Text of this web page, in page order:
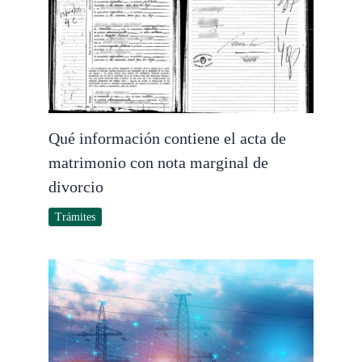
Qué información contiene el acta de
matrimonio con nota marginal de
divorcio
Trámites